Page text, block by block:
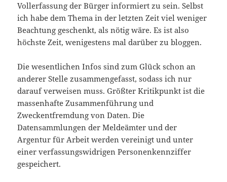
Vollerfassung der Bürger informiert zu sein. Selbst
ich habe dem Thema in der letzten Zeit viel weniger
Beachtung geschenkt, als nötig wäre. Es ist also
höchste Zeit, wenigestens mal darüber zu bloggen.
Die wesentlichen Infos sind zum Glück schon an
anderer Stelle zusammengefasst, sodass ich nur
darauf verweisen muss. Größter Kritikpunkt ist die
massenhafte Zusammenführung und
Zweckentfremdung von Daten. Die
Datensammlungen der Meldeämter und der
Argentur für Arbeit werden vereinigt und unter
einer verfassungswidrigen Personenkennziffer
gespeichert.